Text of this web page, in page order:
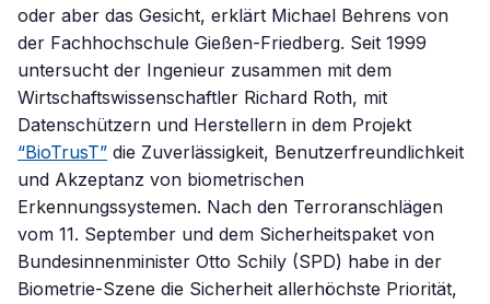
oder aber das Gesicht, erklärt Michael Behrens von
der Fachhochschule Gießen-Friedberg. Seit 1999
untersucht der Ingenieur zusammen mit dem
Wirtschaftswissenschaftler Richard Roth, mit
Datenschützern und Herstellern in dem Projekt
“BioTrusT” die Zuverlässigkeit, Benutzerfreundlichkeit
und Akzeptanz von biometrischen
Erkennungssystemen. Nach den Terroranschlägen
vom 11. September und dem Sicherheitspaket von
Bundesinnenminister Otto Schily (SPD) habe in der
Biometrie-Szene die Sicherheit allerhöchste Priorität,